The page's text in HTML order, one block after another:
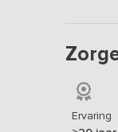
Ervaring